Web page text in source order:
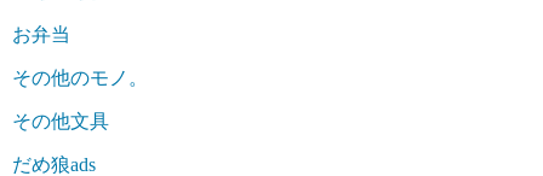
お弁当
その他のモノ。
その他文具
だめ狼ads